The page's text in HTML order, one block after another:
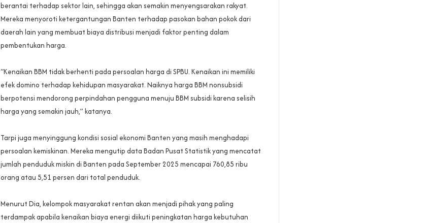
berantai terhadap sektor lain, sehingga akan semakin menyengsarakan rakyat.
Mereka menyoroti ketergantungan Banten terhadap pasokan bahan pokok dari
daerah lain yang membuat biaya distribusi menjadi faktor penting dalam
pembentukan harga.
‎“Kenaikan BBM tidak berhenti pada persoalan harga di SPBU. Kenaikan ini memiliki
efek domino terhadap kehidupan masyarakat. Naiknya harga BBM nonsubsidi
berpotensi mendorong perpindahan pengguna menuju BBM subsidi karena selisih
harga yang semakin jauh,” katanya.
‎Tarpi juga menyinggung kondisi sosial ekonomi Banten yang masih menghadapi
persoalan kemiskinan. Mereka mengutip data Badan Pusat Statistik yang mencatat
jumlah penduduk miskin di Banten pada September 2025 mencapai 760,85 ribu
orang atau 5,51 persen dari total penduduk.
‎Menurut Dia, kelompok masyarakat rentan akan menjadi pihak yang paling
terdampak apabila kenaikan biaya energi diikuti peningkatan harga kebutuhan